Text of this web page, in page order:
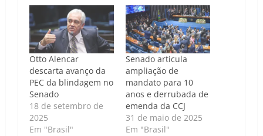
Otto Alencar
descarta avanço da
PEC da blindagem no
Senado
18 de setembro de
2025
Em "Brasil"
Senado articula
ampliação de
mandato para 10
anos e derrubada de
emenda da CCJ
31 de maio de 2025
Em "Brasil"